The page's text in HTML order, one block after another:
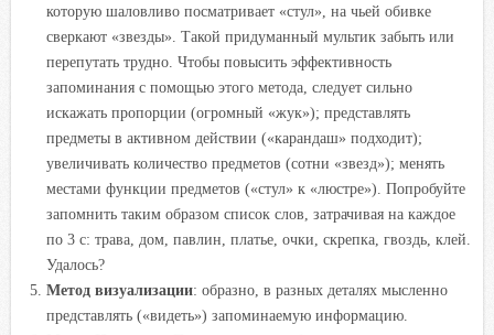
которую шаловливо посматривает «стул», на чьей обивке
сверкают «звезды». Такой придуманный мультик забыть или
перепутать трудно. Чтобы повысить эффективность
запоминания с помощью этого метода, следует сильно
искажать пропорции (огромный «жук»); представлять
предметы в активном действии («карандаш» подходит);
увеличивать количество предметов (сотни «звезд»); менять
местами функции предметов («стул» к «люстре»). Попробуйте
запомнить таким образом список слов, затрачивая на каждое
по 3 с: трава, дом, павлин, платье, очки, скрепка, гвоздь, клей.
Удалось?
Метод визуализации: образно, в разных деталях мысленно
представлять («видеть») запоминаемую информацию.